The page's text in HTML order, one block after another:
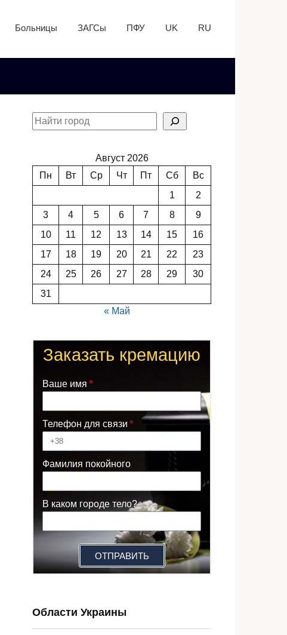
Больницы ЗАГСы ПФУ UK RU
Август 2026
Пн
Вт Ср Чт Пт Сб
Вс
1
2
3
4 5 6 7 8
9
10
11 12 13 14 15
16
17
18 19 20 21 22
23
24
25 26 27 28 29
30
31
« Май
Заказать кремацию
Ваше имя
Телефон для связи
Фамилия покойного
В каком городе тело?
ОТПРАВИТЬ
Области Украины